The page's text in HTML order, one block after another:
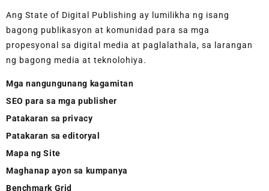
Ang State of Digital Publishing ay lumilikha ng isang
bagong publikasyon at komunidad para sa mga
propesyonal sa digital media at paglalathala, sa larangan
ng bagong media at teknolohiya.
Mga nangungunang kagamitan
SEO para sa mga publisher
Patakaran sa privacy
Patakaran sa editoryal
Mapa ng Site
Maghanap ayon sa kumpanya
Benchmark Grid